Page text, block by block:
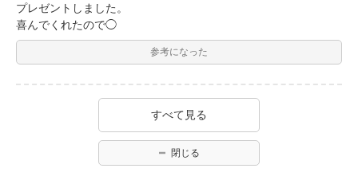
プレゼントしました。
喜んでくれたので◯
参考になった
すべて見る
閉じる